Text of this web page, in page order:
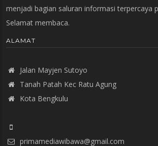
menjadi bagian saluran informasi terpercaya
Selamat membaca.
ALAMAT
Jalan Mayjen Sutoyo
Tanah Patah Kec Ratu Agung
Kota Bengkulu
primamediawibawa@gmail.com